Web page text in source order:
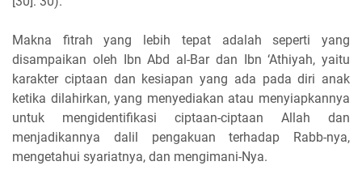
Makna fitrah yang lebih tepat adalah seperti yang
disampaikan oleh Ibn Abd al-Bar dan Ibn ‘Athiyah, yaitu
karakter ciptaan dan kesiapan yang ada pada diri anak
ketika dilahirkan, yang menyediakan atau menyiapkannya
untuk mengidentifikasi ciptaan-ciptaan Allah dan
menjadikannya dalil pengakuan terhadap Rabb-nya,
mengetahui syariatnya, dan mengimani-Nya.